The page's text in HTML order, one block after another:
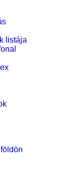
listája